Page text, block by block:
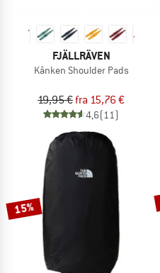
FJÄLLRÄVEN
Kånken Shoulder Pads
19,95 €fra 15,76 €
4,6(11)
15%